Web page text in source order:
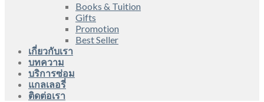
Books & Tuition
Gifts
Promotion
Best Seller
เกี่ยวกับเรา
บทความ
บริการซ่อม
แกลเลอรี่
ติดต่อเรา